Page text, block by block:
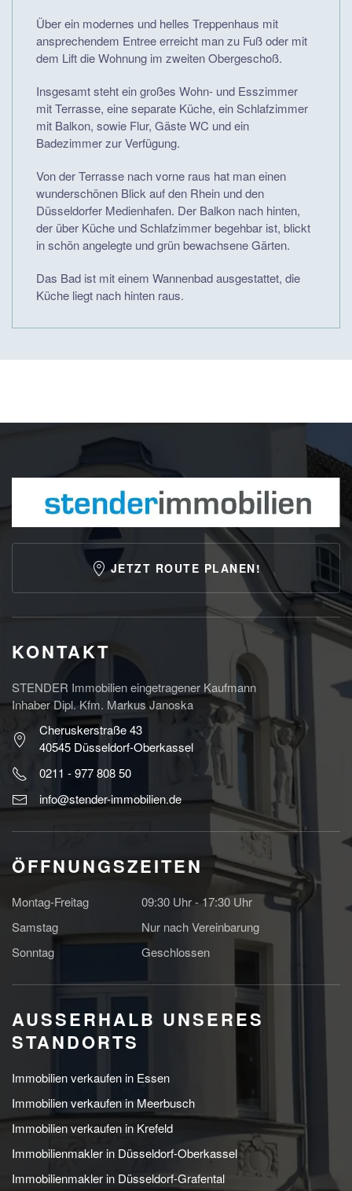
Über ein modernes und helles Treppenhaus mit
ansprechendem Entree erreicht man zu Fuß oder mit
dem Lift die Wohnung im zweiten Obergeschoß.
Insgesamt steht ein großes Wohn- und Esszimmer
mit Terrasse, eine separate Küche, ein Schlafzimmer
mit Balkon, sowie Flur, Gäste WC und ein
Badezimmer zur Verfügung.
Von der Terrasse nach vorne raus hat man einen
wunderschönen Blick auf den Rhein und den
Düsseldorfer Medienhafen. Der Balkon nach hinten,
der über Küche und Schlafzimmer begehbar ist, blickt
in schön angelegte und grün bewachsene Gärten.
Das Bad ist mit einem Wannenbad ausgestattet, die
Küche liegt nach hinten raus.
JETZT ROUTE PLANEN!
KONTAKT
STENDER Immobilien eingetragener Kaufmann
Inhaber Dipl. Kfm. Markus Janoska
Cheruskerstraße 43
40545 Düsseldorf-Oberkassel
0211 - 977 808 50
info@stender-immobilien.de
ÖFFNUNGSZEITEN
Montag-Freitag
09:30 Uhr - 17:30 Uhr
Samstag
Nur nach Vereinbarung
Sonntag
Geschlossen
AUSSERHALB UNSERES S
TANDORTS
Immobilien verkaufen in Essen
Immobilien verkaufen in Meerbusch
Immobilien verkaufen in Krefeld
Immobilienmakler in Düsseldorf-Oberkassel
Immobilienmakler in Düsseldorf-Grafental